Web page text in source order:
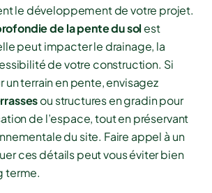
le développement de votre projet.
de la pente du sol est
peut impacter le drainage, la
de votre construction. Si
un terrain en pente, envisagez
ou structures en gradin pour
de l’espace, tout en préservant
du site. Faire appel à un
ces détails peut vous éviter bien
terme.